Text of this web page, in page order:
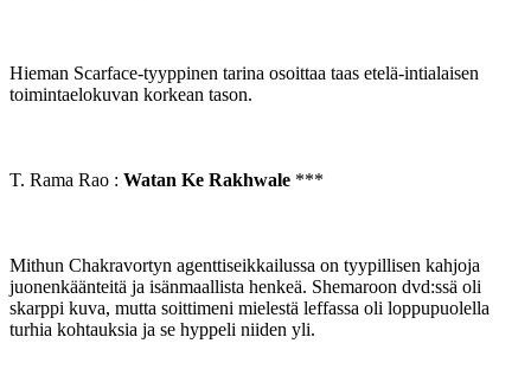
Hieman Scarface-tyyppinen tarina osoittaa taas etelä-intialaisen
toimintaelokuvan korkean tason.
T. Rama Rao : Watan Ke Rakhwale ***
Mithun Chakravortyn agenttiseikkailussa on tyypillisen kahjoja
juonenkäänteitä ja isänmaallista henkeä. Shemaroon dvd:ssä oli
skarppi kuva, mutta soittimeni mielestä leffassa oli loppupuolella
turhia kohtauksia ja se hyppeli niiden yli.